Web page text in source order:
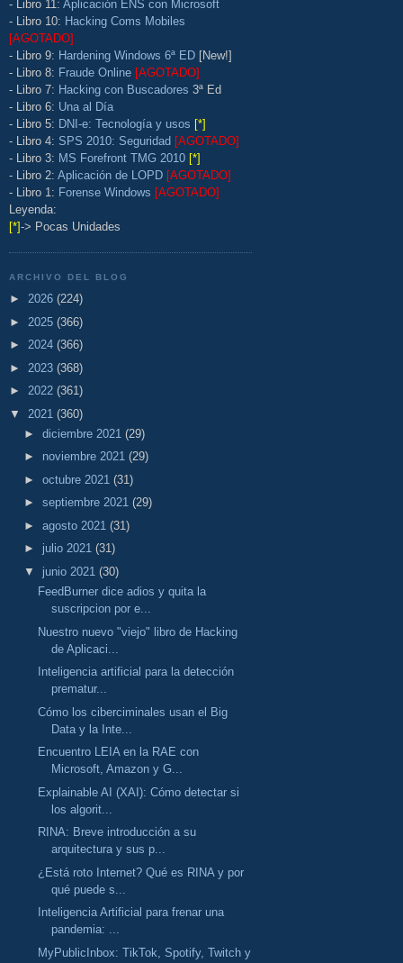
- Libro 11: Aplicación ENS con Microsoft
- Libro 10: Hacking Coms Mobiles
[AGOTADO]
- Libro 9: Hardening Windows 6ª ED [New!]
- Libro 8: Fraude Online [AGOTADO]
- Libro 7: Hacking con Buscadores 3ª Ed
- Libro 6: Una al Día
- Libro 5: DNI-e: Tecnología y usos [*]
- Libro 4: SPS 2010: Seguridad [AGOTADO]
- Libro 3: MS Forefront TMG 2010 [*]
- Libro 2: Aplicación de LOPD [AGOTADO]
- Libro 1: Forense Windows [AGOTADO]
Leyenda:
[*]-> Pocas Unidades
ARCHIVO DEL BLOG
► 2026 (224)
► 2025 (366)
► 2024 (366)
► 2023 (368)
► 2022 (361)
▼ 2021 (360)
► diciembre 2021 (29)
► noviembre 2021 (29)
► octubre 2021 (31)
► septiembre 2021 (29)
► agosto 2021 (31)
► julio 2021 (31)
▼ junio 2021 (30)
FeedBurner dice adios y quita la
suscripcion por e...
Nuestro nuevo "viejo" libro de Hacking
de Aplicaci...
Inteligencia artificial para la detección
prematur...
Cómo los ciberciminales usan el Big
Data y la Inte...
Encuentro LEIA en la RAE con
Microsoft, Amazon y G...
Explainable AI (XAI): Cómo detectar si
los algorit...
RINA: Breve introducción a su
arquitectura y sus p...
¿Está roto Internet? Qué es RINA y por
qué puede s...
Inteligencia Artificial para frenar una
pandemia: ...
MyPublicInbox: TikTok, Spotify, Twitch y